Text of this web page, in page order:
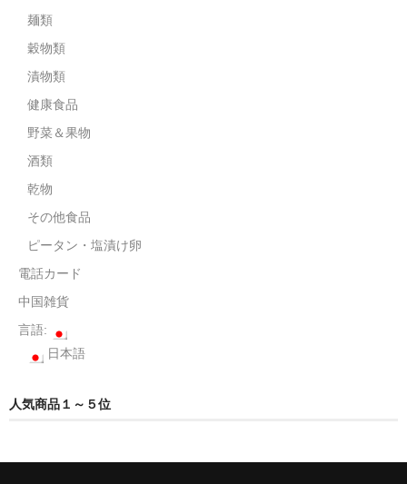
麺類
穀物類
漬物類
健康食品
野菜＆果物
酒類
乾物
その他食品
ピータン・塩漬け卵
電話カード
中国雑貨
言語:
日本語
人気商品１～５位